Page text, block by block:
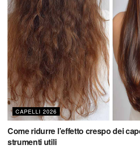
CAPELLI 2026
Come ridurre l’effetto crespo dei
strumenti utili